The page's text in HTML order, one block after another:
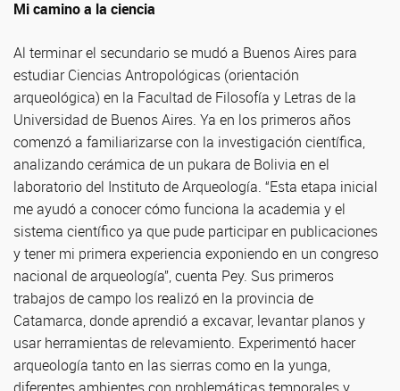
Mi camino a la ciencia
Al terminar el secundario se mudó a Buenos Aires para
estudiar Ciencias Antropológicas (orientación
arqueológica) en la Facultad de Filosofía y Letras de la
Universidad de Buenos Aires. Ya en los primeros años
comenzó a familiarizarse con la investigación científica,
analizando cerámica de un pukara de Bolivia en el
laboratorio del Instituto de Arqueología. “Esta etapa inicial
me ayudó a conocer cómo funciona la academia y el
sistema científico ya que pude participar en publicaciones
y tener mi primera experiencia exponiendo en un congreso
nacional de arqueología”, cuenta Pey. Sus primeros
trabajos de campo los realizó en la provincia de
Catamarca, donde aprendió a excavar, levantar planos y
usar herramientas de relevamiento. Experimentó hacer
arqueología tanto en las sierras como en la yunga,